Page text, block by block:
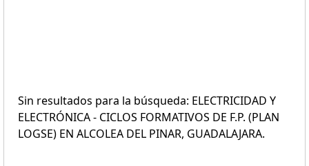
Sin resultados para la búsqueda: ELECTRICIDAD Y
ELECTRÓNICA - CICLOS FORMATIVOS DE F.P. (PLAN
LOGSE) EN ALCOLEA DEL PINAR, GUADALAJARA.